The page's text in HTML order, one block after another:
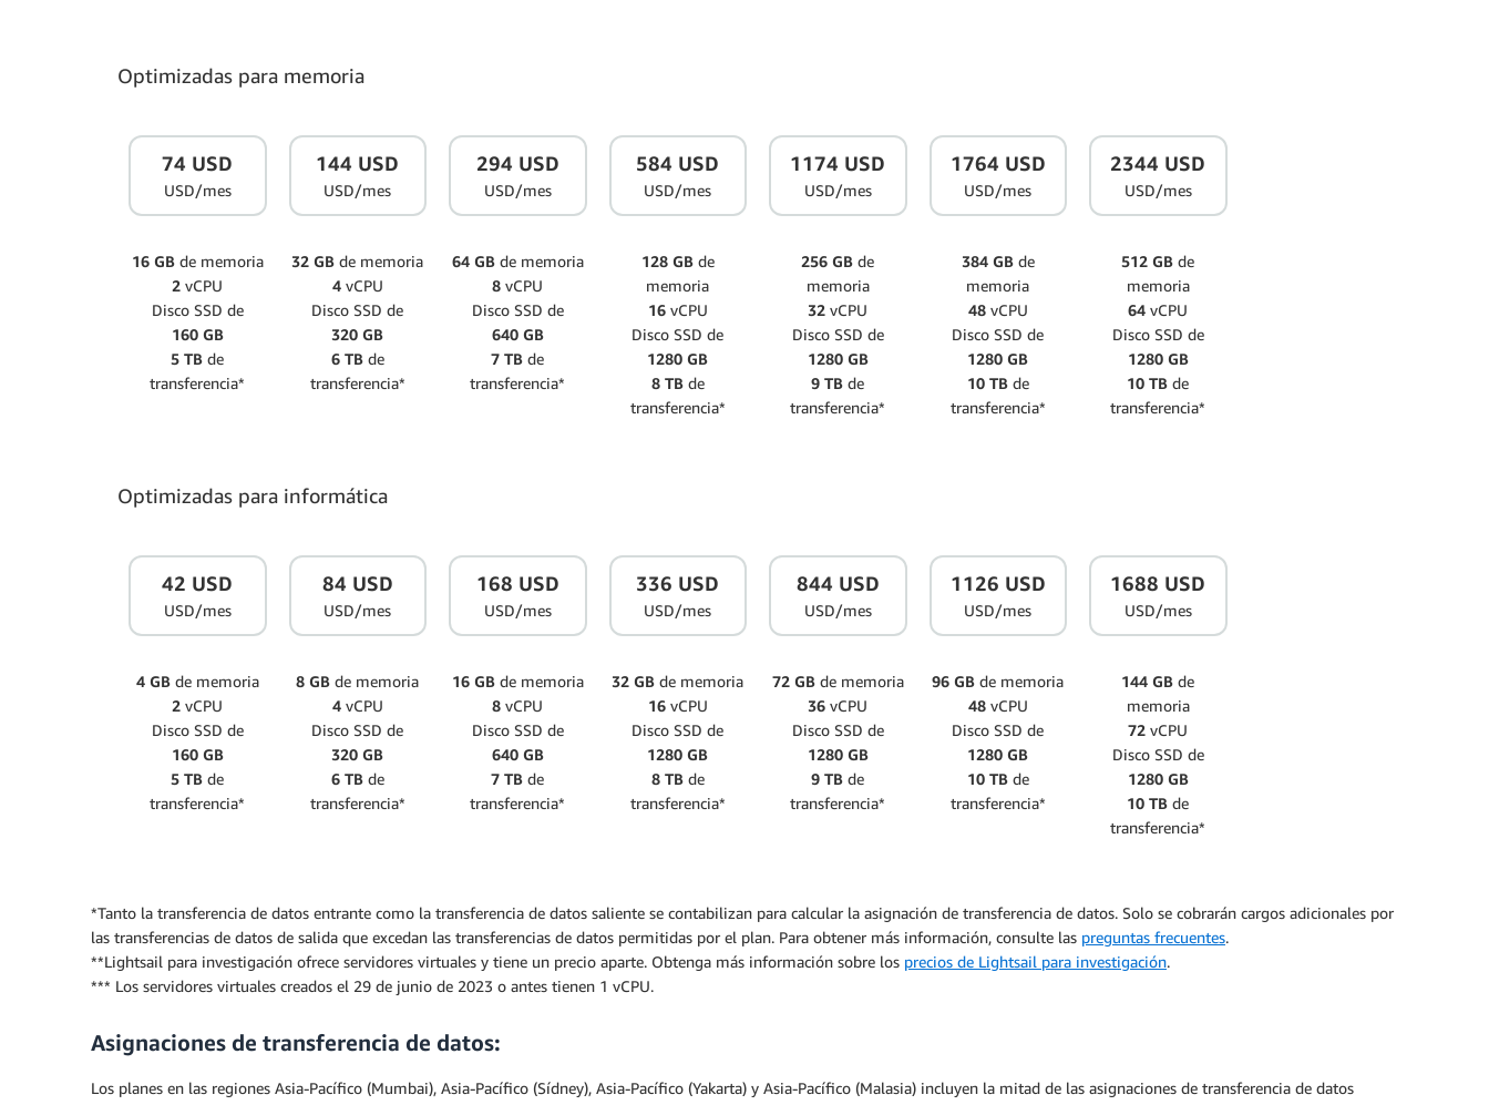
Optimizadas para memoria
74 USD
USD/mes
16 GBde memoria
2vCPU
Disco SSD de
160 GB
5 TB de
transferencia*
144 USD
USD/mes
32 GB de memoria
4vCPU
Disco SSD de
320 GB
6 TBde
transferencia*
294 USD
USD/mes
64 GBde memoria
8vCPU
Disco SSD de
640 GB
7 TB de
transferencia*
584 USD
USD/mes
128 GBde
memoria
16 vCPU
Disco SSD de
1280 GB
8 TBde
transferencia*
1174 USD
USD/mes
256 GB de
memoria
32vCPU
Disco SSD de
1280 GB
9 TB de
transferencia*
1764 USD
USD/mes
384 GBde
memoria
48 vCPU
Disco SSD de
1280 GB
10 TBde
transferencia*
2344 USD
USD/mes
512 GB de
memoria
64vCPU
Disco SSD de
1280 GB
10 TB de
transferencia*
Optimizadas para informática
42 USD
USD/mes
4 GBde memoria
2vCPU
Disco SSD de
160 GB
5 TB de
transferencia*
84 USD
USD/mes
8 GB de memoria
4vCPU
Disco SSD de
320 GB
6 TBde
transferencia*
168 USD
USD/mes
16 GBde memoria
8vCPU
Disco SSD de
640 GB
7 TB de
transferencia*
336 USD
USD/mes
32 GB de memoria
16 vCPU
Disco SSD de
1280 GB
8 TBde
transferencia*
844 USD
USD/mes
72 GBde memoria
36 vCPU
Disco SSD de
1280 GB
9 TB de
transferencia*
1126 USD
USD/mes
96 GB de memoria
48 vCPU
Disco SSD de
1280 GB
10 TBde
transferencia*
1688 USD
USD/mes
144 GB de
memoria
72vCPU
Disco SSD de
1280 GB
10 TB de
transferencia*
*Tanto la transferencia de datos entrante como la transferencia de datos saliente se contabilizan para calcular la asignación de transferencia de datos. Solo se cobrarán cargos adicionales por
las transferencias de datos de salida que excedan las transferencias de datos permitidas por el plan. Para obtener más información, consulte las preguntas frecuentes.
**Lightsail para investigación ofrece servidores virtuales y tiene un precio aparte. Obtenga más información sobre los precios de Lightsail para investigación.
*** Los servidores virtuales creados el 29 de junio de 2023 o antes tienen 1 vCPU.
Asignaciones de transferencia de datos:
Los planes en las regiones Asia-Pacífico (Mumbai), Asia-Pacífico (Sídney), Asia-Pacífico (Yakarta) y Asia-Pacífico (Malasia) incluyen la mitad de las asignaciones de transferencia de datos